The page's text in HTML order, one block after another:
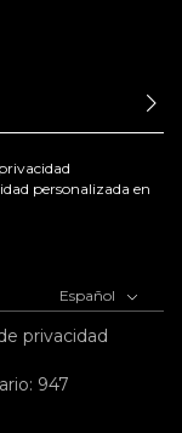
personalizada en
Español
privacidad
947